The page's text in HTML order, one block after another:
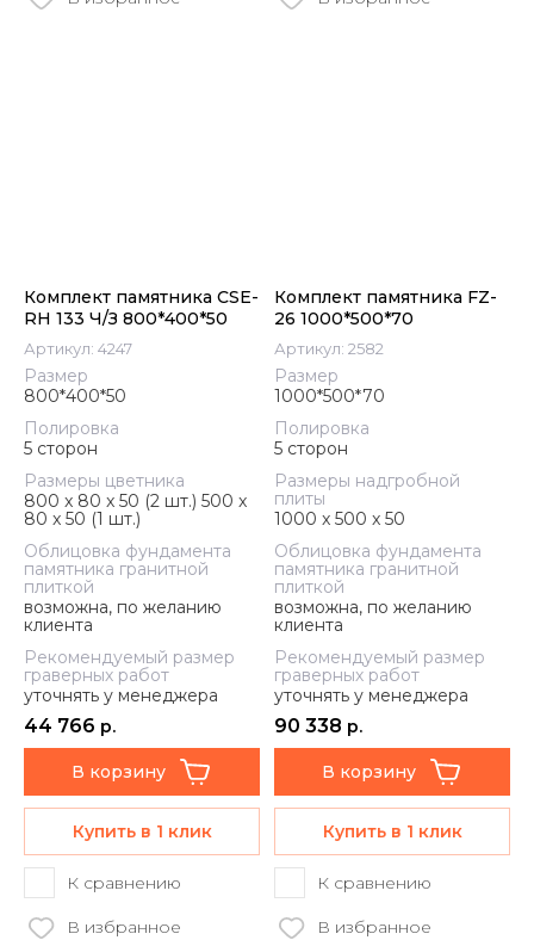
Комплект памятника CSE-
RH 133 Ч/З 800*400*50
Артикул: 4247
Размер
800*400*50
Полировка
5 сторон
Размеры цветника
800 x 80 x 50 (2 шт.) 500 x
80 x 50 (1 шт.)
Облицовка фундамента
памятника гранитной
плиткой
возможна, по желанию
клиента
Рекомендуемый размер
граверных работ
уточнять у менеджера
44 766 р.
В корзину
Купить в 1 клик
К сравнению
В избранное
Комплект памятника FZ-
26 1000*500*70
Артикул: 2582
Размер
1000*500*70
Полировка
5 сторон
Размеры надгробной
плиты
1000 x 500 x 50
Облицовка фундамента
памятника гранитной
плиткой
возможна, по желанию
клиента
Рекомендуемый размер
граверных работ
уточнять у менеджера
90 338 р.
В корзину
Купить в 1 клик
К сравнению
В избранное